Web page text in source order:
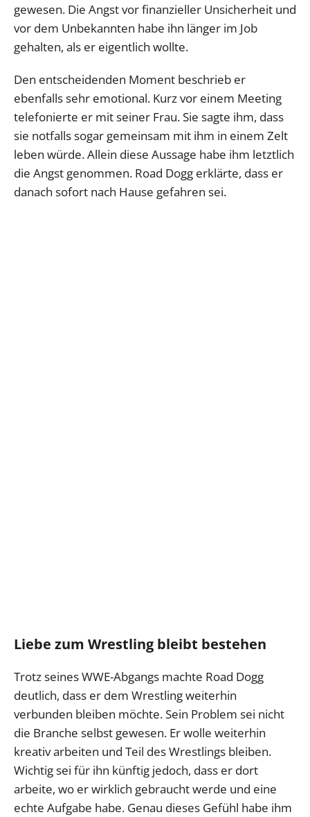
gewesen. Die Angst vor finanzieller Unsicherheit und
vor dem Unbekannten habe ihn länger im Job
gehalten, als er eigentlich wollte.
Den entscheidenden Moment beschrieb er
ebenfalls sehr emotional. Kurz vor einem Meeting
telefonierte er mit seiner Frau. Sie sagte ihm, dass
sie notfalls sogar gemeinsam mit ihm in einem Zelt
leben würde. Allein diese Aussage habe ihm letztlich
die Angst genommen. Road Dogg erklärte, dass er
danach sofort nach Hause gefahren sei.
Liebe zum Wrestling bleibt bestehen
Trotz seines WWE-Abgangs machte Road Dogg
deutlich, dass er dem Wrestling weiterhin
verbunden bleiben möchte. Sein Problem sei nicht
die Branche selbst gewesen. Er wolle weiterhin
kreativ arbeiten und Teil des Wrestlings bleiben.
Wichtig sei für ihn künftig jedoch, dass er dort
arbeite, wo er wirklich gebraucht werde und eine
echte Aufgabe habe. Genau dieses Gefühl habe ihm